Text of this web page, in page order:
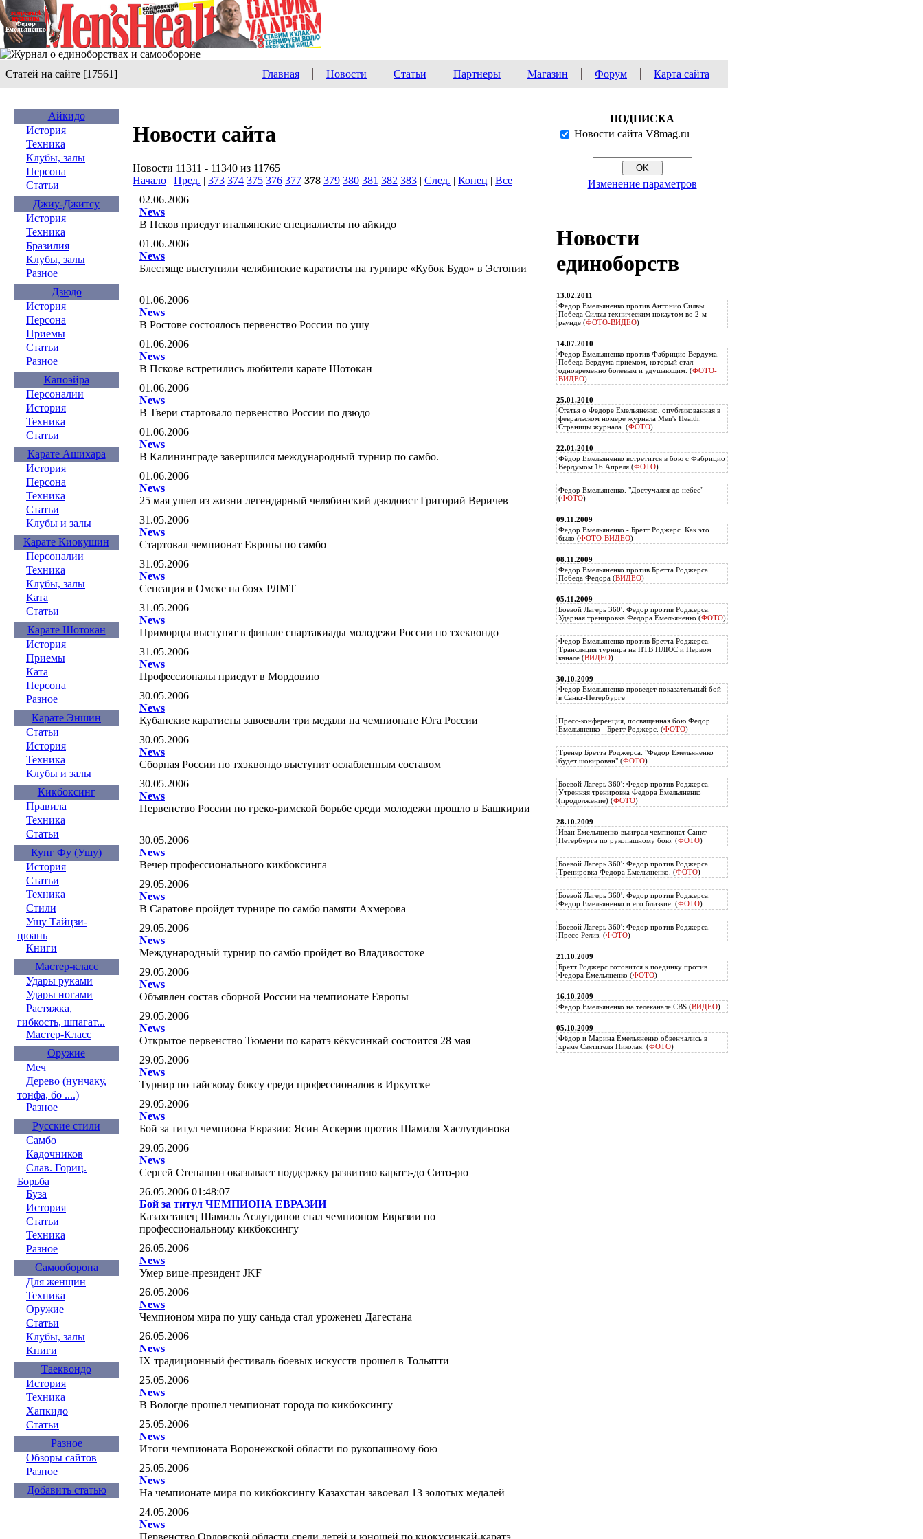
Статей на сайте [17561] Главная Новости Статьи Партнеры Магазин Форум Карта сайта
Айкидо
История
Техника
Клубы, залы
Персона
Статьи
Джиу-Джитсу
История
Техника
Бразилия
Клубы, залы
Разное
Дзюдо
История
Персона
Приемы
Статьи
Разное
Капоэйра
Персоналии
История
Техника
Статьи
Карате Ашихара
История
Персона
Техника
Статьи
Клубы и залы
Карате Киокушин
Персоналии
Техника
Клубы, залы
Ката
Статьи
Карате Шотокан
История
Приемы
Ката
Персона
Разное
Карате Эншин
Статьи
История
Техника
Клубы и залы
Кикбоксинг
Правила
Техника
Статьи
Кунг Фу (Ушу)
История
Статьи
Техника
Стили
Ушу Тайцзи-
цюань
Книги
Мастер-класс
Удары руками
Удары ногами
Растяжка,
гибкость, шпагат...
Мастер-Класс
Оружие
Меч
Дерево (нунчаку,
тонфа, бо ....)
Разное
Русские стили
Самбо
Кадочников
Слав. Гориц.
Борьба
Буза
История
Статьи
Техника
Разное
Самооборона
Для женщин
Техника
Оружие
Статьи
Клубы, залы
Книги
Таеквондо
История
Техника
Хапкидо
Статьи
Разное
Обзоры сайтов
Разное
Добавить статью
Новости сайта
Новости 11311 - 11340 из 11765
Начало | Пред. | 373 374 375 376 377 378 379 380 381 382 383 | След. | Конец | Все
02.06.2006
News
В Псков приедут итальянские специалисты по айкидо
01.06.2006
News
Блестяще выступили челябинские каратисты на турнире «Кубок Будо» в Эстонии
01.06.2006
News
В Ростове состоялось первенство России по ушу
01.06.2006
News
В Пскове встретились любители карате Шотокан
01.06.2006
News
В Твери стартовало первенство России по дзюдо
01.06.2006
News
В Калининграде завершился международный турнир по самбо.
01.06.2006
News
25 мая ушел из жизни легендарный челябинский дзюдоист Григорий Веричев
31.05.2006
News
Стартовал чемпионат Европы по самбо
31.05.2006
News
Сенсация в Омске на боях РЛМТ
31.05.2006
News
Приморцы выступят в финале спартакиады молодежи России по тхеквондо
31.05.2006
News
Профессионалы приедут в Мордовию
30.05.2006
News
Кубанские каратисты завоевали три медали на чемпионате Юга России
30.05.2006
News
Сборная России по тхэквондо выступит ослабленным составом
30.05.2006
News
Первенство России по греко-римской борьбе среди молодежи прошло в Башкирии
30.05.2006
News
Вечер профессионального кикбоксинга
29.05.2006
News
В Саратове пройдет турнире по самбо памяти Ахмерова
29.05.2006
News
Международный турнир по самбо пройдет во Владивостоке
29.05.2006
News
Объявлен состав сборной России на чемпионате Европы
29.05.2006
News
Открытое первенство Тюмени по каратэ кёкусинкай состоится 28 мая
29.05.2006
News
Турнир по тайскому боксу среди профессионалов в Иркутске
29.05.2006
News
Бой за титул чемпиона Евразии: Ясин Аскеров против Шамиля Хаслутдинова
29.05.2006
News
Сергей Степашин оказывает поддержку развитию каратэ-до Сито-рю
26.05.2006 01:48:07
Бой за титул ЧЕМПИОНА ЕВРАЗИИ
Казахстанец Шамиль Аслутдинов стал чемпионом Евразии по
профессиональному кикбоксингу
26.05.2006
News
Умер вице-президент JKF
26.05.2006
News
Чемпионом мира по ушу саньда стал уроженец Дагестана
26.05.2006
News
IX традиционный фестиваль боевых искусств прошел в Тольятти
25.05.2006
News
В Вологде прошел чемпионат города по кикбоксингу
25.05.2006
News
Итоги чемпионата Воронежской области по рукопашному бою
25.05.2006
News
На чемпионате мира по кикбоксингу Казахстан завоевал 13 золотых медалей
24.05.2006
News
Первенство Орловской области среди детей и юношей по киокусинкай-каратэ
ПОДПИСКА
Новости сайта V8mag.ru
Изменение параметров
Новости
единоборств
13.02.2011
Федор Емельяненко против Антонио Силвы.
Победа Силвы техническим нокаутом во 2-м
раунде (ФОТО-ВИДЕО)
14.07.2010
Федор Емельяненко против Фабрицио Вердума.
Победа Вердума приемом, который стал
одновременно болевым и удушающим. (ФОТО-
ВИДЕО)
25.01.2010
Статья о Федоре Емельяненко, опубликованная в
февральском номере журнала Men's Health.
Страницы журнала. (ФОТО)
22.01.2010
Фёдор Емельяненко встретится в бою с Фабрицио
Вердумом 16 Апреля (ФОТО)
Федор Емельяненко. "Достучался до небес"
(ФОТО)
09.11.2009
Фёдор Емельяненко - Бретт Роджерс. Как это
было (ФОТО-ВИДЕО)
08.11.2009
Федор Емельяненко против Бретта Роджерса.
Победа Федора (ВИДЕО)
05.11.2009
Боевой Лагерь 360': Федор против Роджерса.
Ударная тренировка Федора Емельяненко (ФОТО)
Федор Емельяненко против Бретта Роджерса.
Трансляция турнира на НТВ ПЛЮС и Первом
канале (ВИДЕО)
30.10.2009
Федор Емельяненко проведет показательный бой
в Санкт-Петербурге
Пресс-конференция, посвященная бою Федор
Емельяненко - Бретт Роджерс. (ФОТО)
Тренер Бретта Роджерса: "Федор Емельяненко
будет шокирован" (ФОТО)
Боевой Лагерь 360': Федор против Роджерса.
Утренняя тренировка Федора Емельяненко
(продолжение) (ФОТО)
28.10.2009
Иван Емельяненко выиграл чемпионат Санкт-
Петербурга по рукопашному бою. (ФОТО)
Боевой Лагерь 360': Федор против Роджерса.
Тренировка Федора Емельяненко. (ФОТО)
Боевой Лагерь 360': Федор против Роджерса.
Федор Емельяненко и его близкие. (ФОТО)
Боевой Лагерь 360': Федор против Роджерса.
Пресс-Релиз. (ФОТО)
21.10.2009
Бретт Роджерс готовится к поединку против
Федора Емельяненко (ФОТО)
16.10.2009
Федор Емельяненко на телеканале CBS (ВИДЕО)
05.10.2009
Фёдор и Марина Емельяненко обвенчались в
храме Святителя Николая. (ФОТО)